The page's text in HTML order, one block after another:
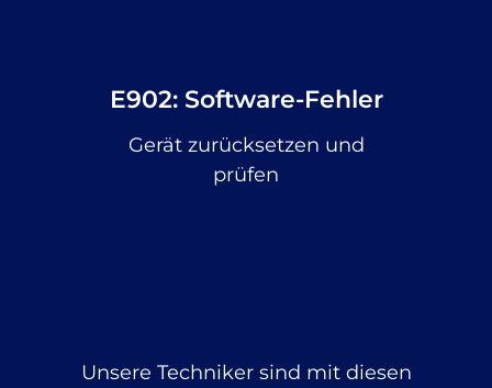
E902: Software-Fehler
Gerät zurücksetzen und
prüfen
Unsere Techniker sind mit diesen